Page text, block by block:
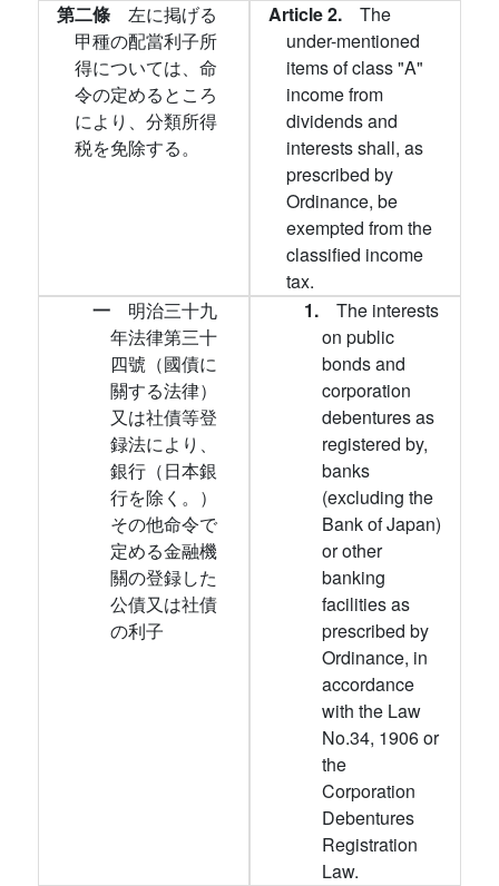
第二條 左に掲げる
甲種の配當利子所
得については、命
令の定めるところ
により、分類所得
税を免除する。
Article 2. The
under-mentioned
items of class "A"
income from
dividends and
interests shall, as
prescribed by
Ordinance, be
exempted from the
classified income
tax.
一 明治三十九
年法律第三十
四號（國債に
關する法律）
又は社債等登
録法により、
銀行（日本銀
行を除く。）
その他命令で
定める金融機
關の登録した
公債又は社債
の利子
1. The interests
on public
bonds and
corporation
debentures as
registered by,
banks
(excluding the
Bank of Japan)
or other
banking
facilities as
prescribed by
Ordinance, in
accordance
with the Law
No.34, 1906 or
the
Corporation
Debentures
Registration
Law.